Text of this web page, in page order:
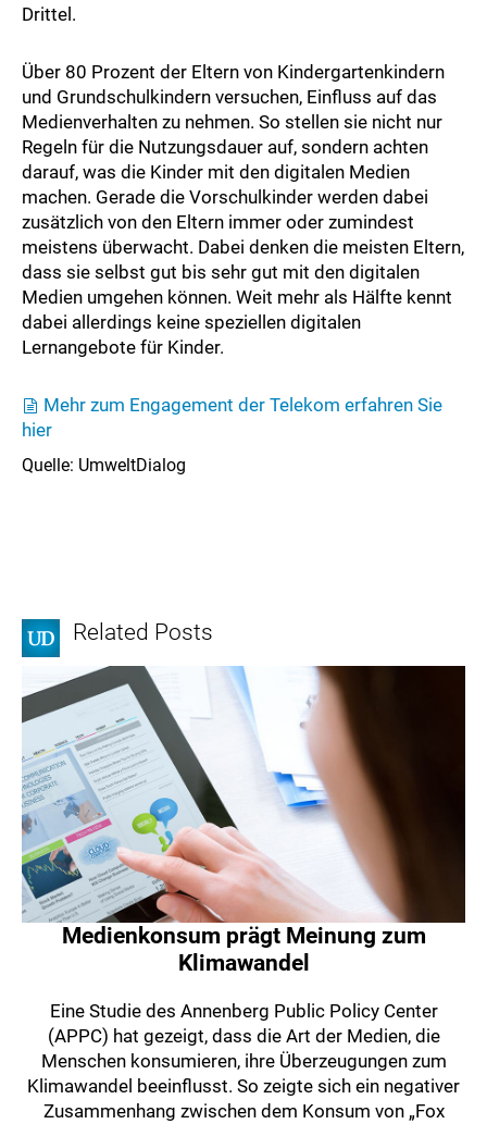
Drittel.
Über 80 Prozent der Eltern von Kindergartenkindern
und Grundschulkindern versuchen, Einfluss auf das
Medienverhalten zu nehmen. So stellen sie nicht nur
Regeln für die Nutzungsdauer auf, sondern achten
darauf, was die Kinder mit den digitalen Medien
machen. Gerade die Vorschulkinder werden dabei
zusätzlich von den Eltern immer oder zumindest
meistens überwacht. Dabei denken die meisten Eltern,
dass sie selbst gut bis sehr gut mit den digitalen
Medien umgehen können. Weit mehr als Hälfte kennt
dabei allerdings keine speziellen digitalen
Lernangebote für Kinder.
Mehr zum Engagement der Telekom erfahren Sie
hier
Quelle: UmweltDialog
Related Posts
Medienkonsum prägt Meinung zum
Klimawandel
Eine Studie des Annenberg Public Policy Center
(APPC) hat gezeigt, dass die Art der Medien, die
Menschen konsumieren, ihre Überzeugungen zum
Klimawandel beeinflusst. So zeigte sich ein negativer
Zusammenhang zwischen dem Konsum von „Fox